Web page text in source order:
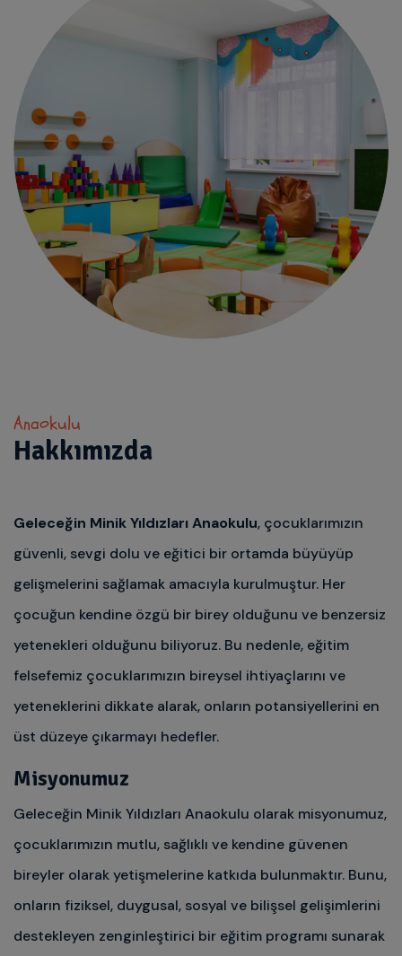
Anaokulu
Hakkımızda
Geleceğin Minik Yıldızları Anaokulu, çocuklarımızın
güvenli, sevgi dolu ve eğitici bir ortamda büyüyüp
gelişmelerini sağlamak amacıyla kurulmuştur. Her
çocuğun kendine özgü bir birey olduğunu ve benzersiz
yetenekleri olduğunu biliyoruz. Bu nedenle, eğitim
felsefemiz çocuklarımızın bireysel ihtiyaçlarını ve
yeteneklerini dikkate alarak, onların potansiyellerini en
üst düzeye çıkarmayı hedefler.
Misyonumuz
Geleceğin Minik Yıldızları Anaokulu olarak misyonumuz,
çocuklarımızın mutlu, sağlıklı ve kendine güvenen
bireyler olarak yetişmelerine katkıda bulunmaktır. Bunu,
onların fiziksel, duygusal, sosyal ve bilişsel gelişimlerini
destekleyen zenginleştirici bir eğitim programı sunarak